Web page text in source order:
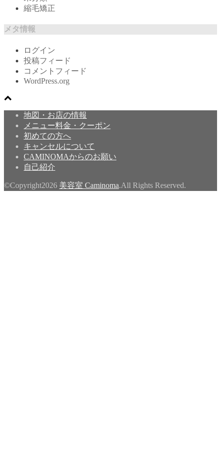
縮毛矯正
メタ情報
ログイン
投稿フィード
コメントフィード
WordPress.org
地図・お店の情報
メニュー料金・クーポン
初めての方へ
キャンセルについて
CAMINOMAからのお願い
自己紹介
©Copyright2026 美容室 Caminoma.All Rights Reserved.